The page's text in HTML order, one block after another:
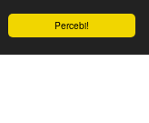
Percebi!